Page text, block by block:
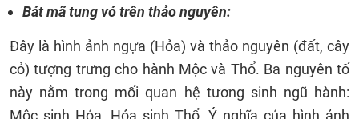
Bát mã tung vó trên thảo nguyên:
Đây là hình ảnh ngựa (Hỏa) và thảo nguyên (đất, cây
cỏ) tượng trưng cho hành Mộc và Thổ. Ba nguyên tố
này nằm trong mối quan hệ tương sinh ngũ hành:
Mộc sinh Hỏa, Hỏa sinh Thổ. Ý nghĩa của hình ảnh